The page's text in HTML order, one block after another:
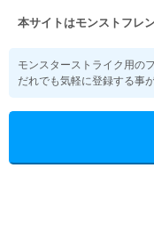
本サイトはモンストフレ
モンスターストライク用の
だれでも気軽に登録する事